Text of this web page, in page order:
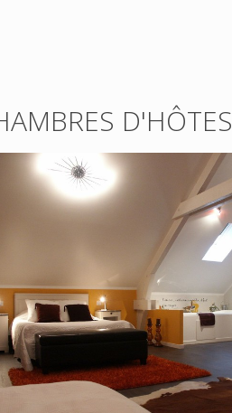
D'HÔTES